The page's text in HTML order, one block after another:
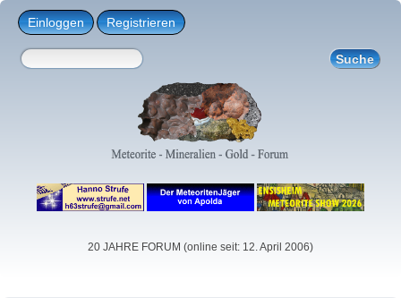
Einloggen Registrieren
20 JAHRE FORUM (online seit: 12. April 2006)